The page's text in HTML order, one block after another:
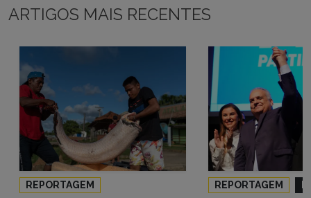
ARTIGOS MAIS RECENTES
REPORTAGEM
REPORTAGEM